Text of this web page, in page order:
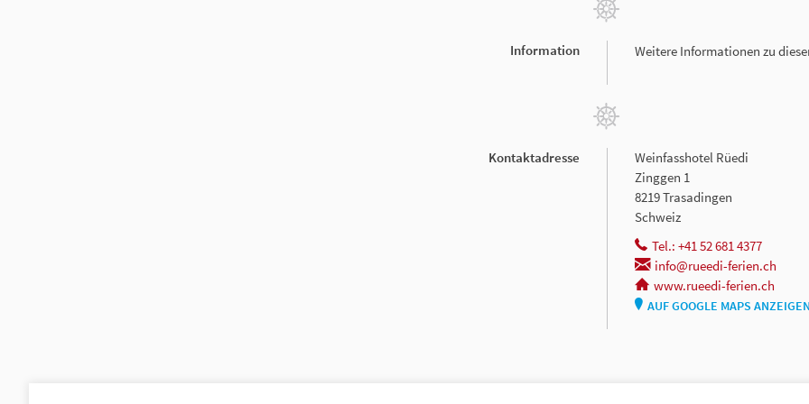
Information Weitere Informationen zu
Kontaktadresse
Weinfasshotel Rüedi
Zinggen 1
8219 Trasadingen
Schweiz
Tel.: +41 52 681 4377
info@rueedi-ferien.ch
www.rueedi-ferien.ch
AUF GOOGLE MAPS ANZEIGEN